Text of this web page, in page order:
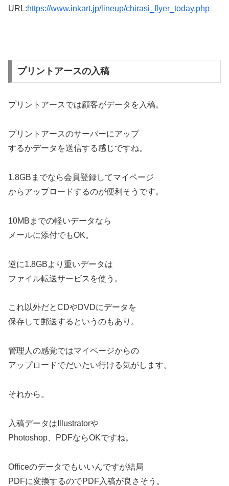
URL:https://www.inkart.jp/lineup/chirasi_flyer_today.php
プリントアースの入稿
プリントアースでは顧客がデータを入稿。
プリントアースのサーバーにアップ
するかデータを送信する感じですね。
1.8GBまでなら会員登録してマイページ
からアップロードするのが便利そうです。
10MBまでの軽いデータなら
メールに添付でもOK。
逆に1.8GBより重いデータは
ファイル転送サービスを使う。
これ以外だとCDやDVDにデータを
保存して郵送するというのもあり。
管理人の感覚ではマイページからの
アップロードでだいたい行ける気がします。
それから。
入稿データはIllustratorや
Photoshop、PDFならOKですね。
Officeのデータでもいいんですが結局
PDFに変換するのでPDF入稿が良さそう。